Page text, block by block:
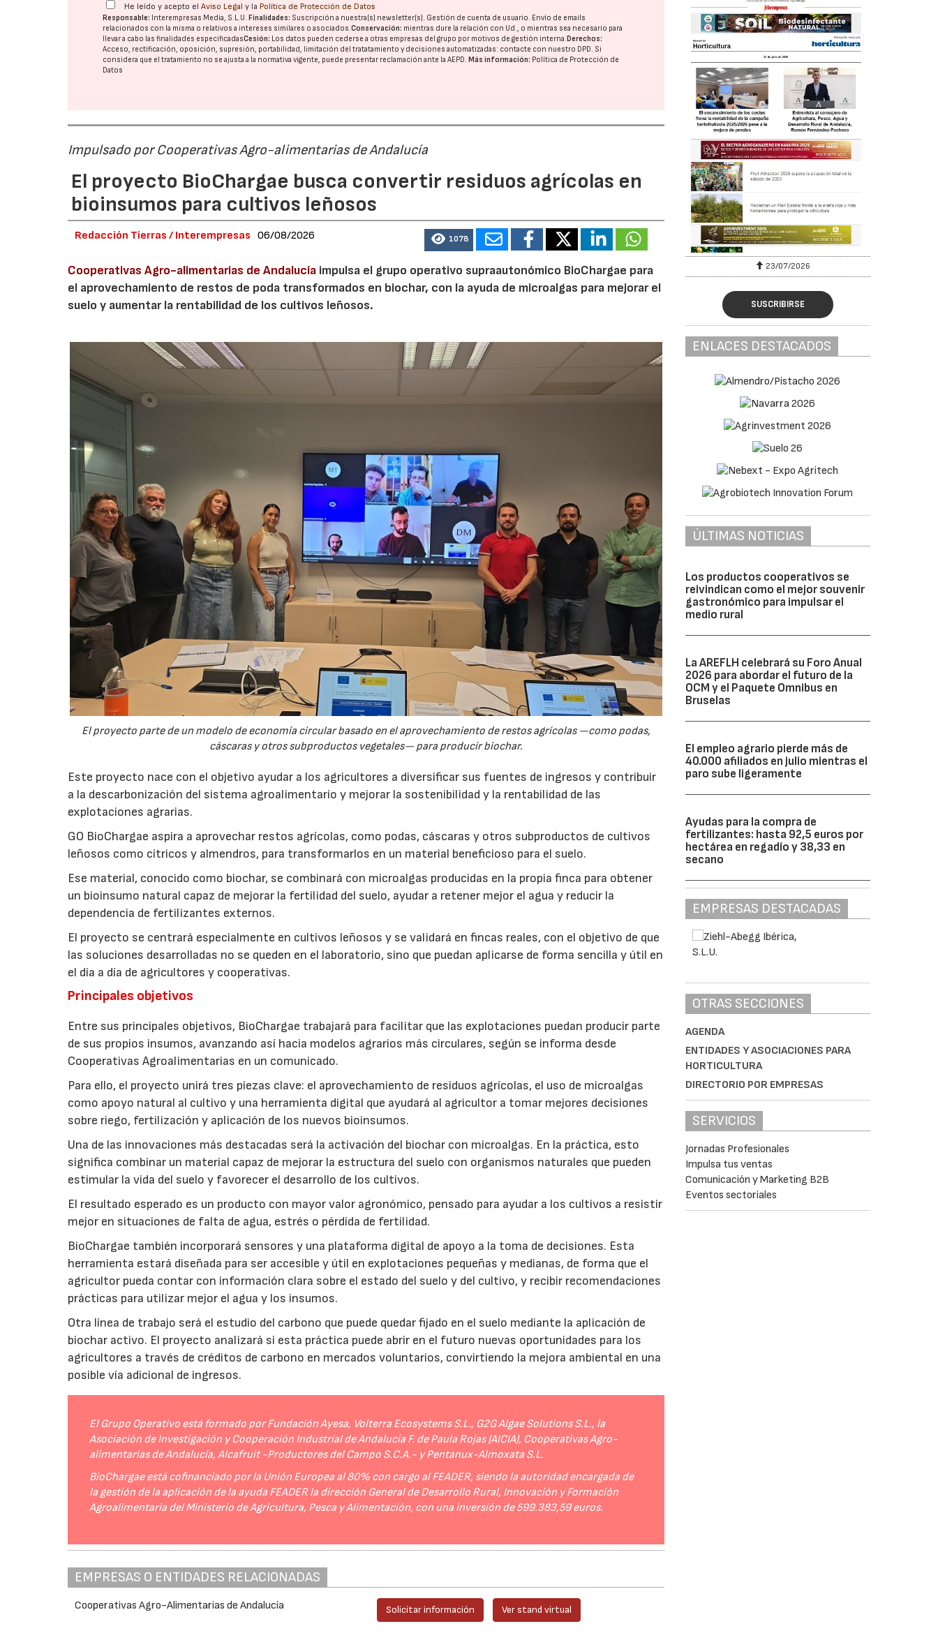
He leído y acepto elAviso Legal y la Política de Protección de Datos
Responsable: Interempresas Media, S.L.U.Finalidades: Suscripción a nuestra(s) newsletter(s). Gestión de cuenta de usuario. Envío de emails
relacionados con la misma o relativos a intereses similares o asociados.Conservación: mientras dure la relación con Ud., o mientras sea necesario para
llevar a cabo las finalidades especificadasCesión: Los datos pueden cederse a otras empresas del grupo por motivos de gestión interna.Derechos:
Acceso, rectificación, oposición, supresión, portabilidad, limitación del tratatamiento y decisiones automatizadas: contacte con nuestro DPD. Si
considera que el tratamiento no se ajusta a la normativa vigente, puede presentar reclamación ante laAEPD.Más información: Política de Protección de
Datos
Impulsado por Cooperativas Agro-alimentarias de Andalucía
El proyecto BioChargae busca convertir residuos agrícolas en
bioinsumos para cultivos leñosos
Redacción Tierras / Interempresas 06/08/2026 1078
Cooperativas Agro-alimentarias de Andalucía impulsa el grupo operativo supraautonómico BioChargae para
el aprovechamiento de restos de poda transformados en biochar, con la ayuda de microalgas para mejorar el
suelo y aumentar la rentabilidad de los cultivos leñosos.
El proyecto parte de un modelo de economía circular basado en el aprovechamiento de restos agrícolas —como podas,
cáscaras y otros subproductos vegetales— para producir biochar.
Este proyecto nace con el objetivo ayudar a los agricultores a diversificar sus fuentes de ingresos y contribuir
a la descarbonización del sistema agroalimentario y mejorar la sostenibilidad y la rentabilidad de las
explotaciones agrarias.
GO BioChargae aspira a aprovechar restos agrícolas, como podas, cáscaras y otros subproductos de cultivos
leñosos como cítricos y almendros, para transformarlos en un material beneficioso para el suelo.
Ese material, conocido como biochar, se combinará con microalgas producidas en la propia finca para obtener
un bioinsumo natural capaz de mejorar la fertilidad del suelo, ayudar a retener mejor el agua y reducir la
dependencia de fertilizantes externos.
El proyecto se centrará especialmente en cultivos leñosos y se validará en fincas reales, con el objetivo de que
las soluciones desarrolladas no se queden en el laboratorio, sino que puedan aplicarse de forma sencilla y útil en
el día a día de agricultores y cooperativas.
Principales objetivos
Entre sus principales objetivos, BioChargae trabajará para facilitar que las explotaciones puedan producir parte
de sus propios insumos, avanzando así hacia modelos agrarios más circulares, según se informa desde
Cooperativas Agroalimentarias en un comunicado.
Para ello, el proyecto unirá tres piezas clave: el aprovechamiento de residuos agrícolas, el uso de microalgas
como apoyo natural al cultivo y una herramienta digital que ayudará al agricultor a tomar mejores decisiones
sobre riego, fertilización y aplicación de los nuevos bioinsumos.
Una de las innovaciones más destacadas será la activación del biochar con microalgas. En la práctica, esto
significa combinar un material capaz de mejorar la estructura del suelo con organismos naturales que pueden
estimular la vida del suelo y favorecer el desarrollo de los cultivos.
El resultado esperado es un producto con mayor valor agronómico, pensado para ayudar a los cultivos a resistir
mejor en situaciones de falta de agua, estrés o pérdida de fertilidad.
BioChargae también incorporará sensores y una plataforma digital de apoyo a la toma de decisiones. Esta
herramienta estará diseñada para ser accesible y útil en explotaciones pequeñas y medianas, de forma que el
agricultor pueda contar con información clara sobre el estado del suelo y del cultivo, y recibir recomendaciones
prácticas para utilizar mejor el agua y los insumos.
Otra línea de trabajo será el estudio del carbono que puede quedar fijado en el suelo mediante la aplicación de
biochar activo. El proyecto analizará si esta práctica puede abrir en el futuro nuevas oportunidades para los
agricultores a través de créditos de carbono en mercados voluntarios, convirtiendo la mejora ambiental en una
posible vía adicional de ingresos.
El Grupo Operativo está formado por Fundación Ayesa, Volterra Ecosystems S.L., G2G Algae Solutions S.L., la
Asociación de Investigación y Cooperación Industrial de Andalucía F. de Paula Rojas (AICIA), Cooperativas Agro-
alimentarias de Andalucía, Alcafruit -Productores del Campo S.C.A.- y Pentanux-Almoxata S.L.
BioChargae está cofinanciado por la Unión Europea al 80% con cargo al FEADER, siendo la autoridad encargada de
la gestión de la aplicación de la ayuda FEADER la dirección General de Desarrollo Rural, Innovación y Formación
Agroalimentaria del Ministerio de Agricultura, Pesca y Alimentación, con una inversión de 599.383,59 euros.
EMPRESAS O ENTIDADES RELACIONADAS
Cooperativas Agro-Alimentarias de Andalucía Solicitar información Ver stand virtual
23/07/2026 30/07/2026 23/07/2026
SUSCRIBIRSE
ENLACES DESTACADOS
ÚLTIMAS NOTICIAS
Los productos cooperativos se
reivindican como el mejor souvenir
gastronómico para impulsar el
medio rural
La AREFLH celebrará su Foro Anual
2026 para abordar el futuro de la
OCM y el Paquete Omnibus en
Bruselas
El empleo agrario pierde más de
40.000 afiliados en julio mientras el
paro sube ligeramente
Ayudas para la compra de
fertilizantes: hasta 92,5 euros por
hectárea en regadío y 38,33 en
secano
EMPRESAS DESTACADAS
OTRAS SECCIONES
AGENDA
ENTIDADES Y ASOCIACIONES PARA
HORTICULTURA
DIRECTORIO POR EMPRESAS
SERVICIOS
Jornadas Profesionales
Impulsa tus ventas
Comunicación y Marketing B2B
Eventos sectoriales